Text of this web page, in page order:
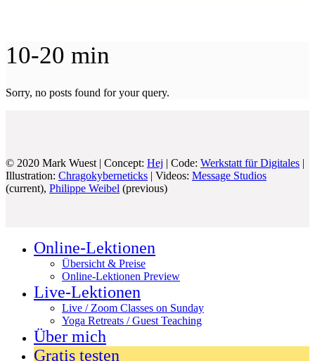
10-20 min
Sorry, no posts found for your query.
© 2020 Mark Wuest | Concept: Hej | Code: Werkstatt für Digitales |
Illustration: Chragokyberneticks | Videos: Message Studios
(current), Philippe Weibel (previous)
Online-Lektionen
Übersicht & Preise
Online-Lektionen Preview
Live-Lektionen
Live / Zoom Classes on Sunday
Yoga Retreats / Guest Teaching
Über mich
Gratis testen